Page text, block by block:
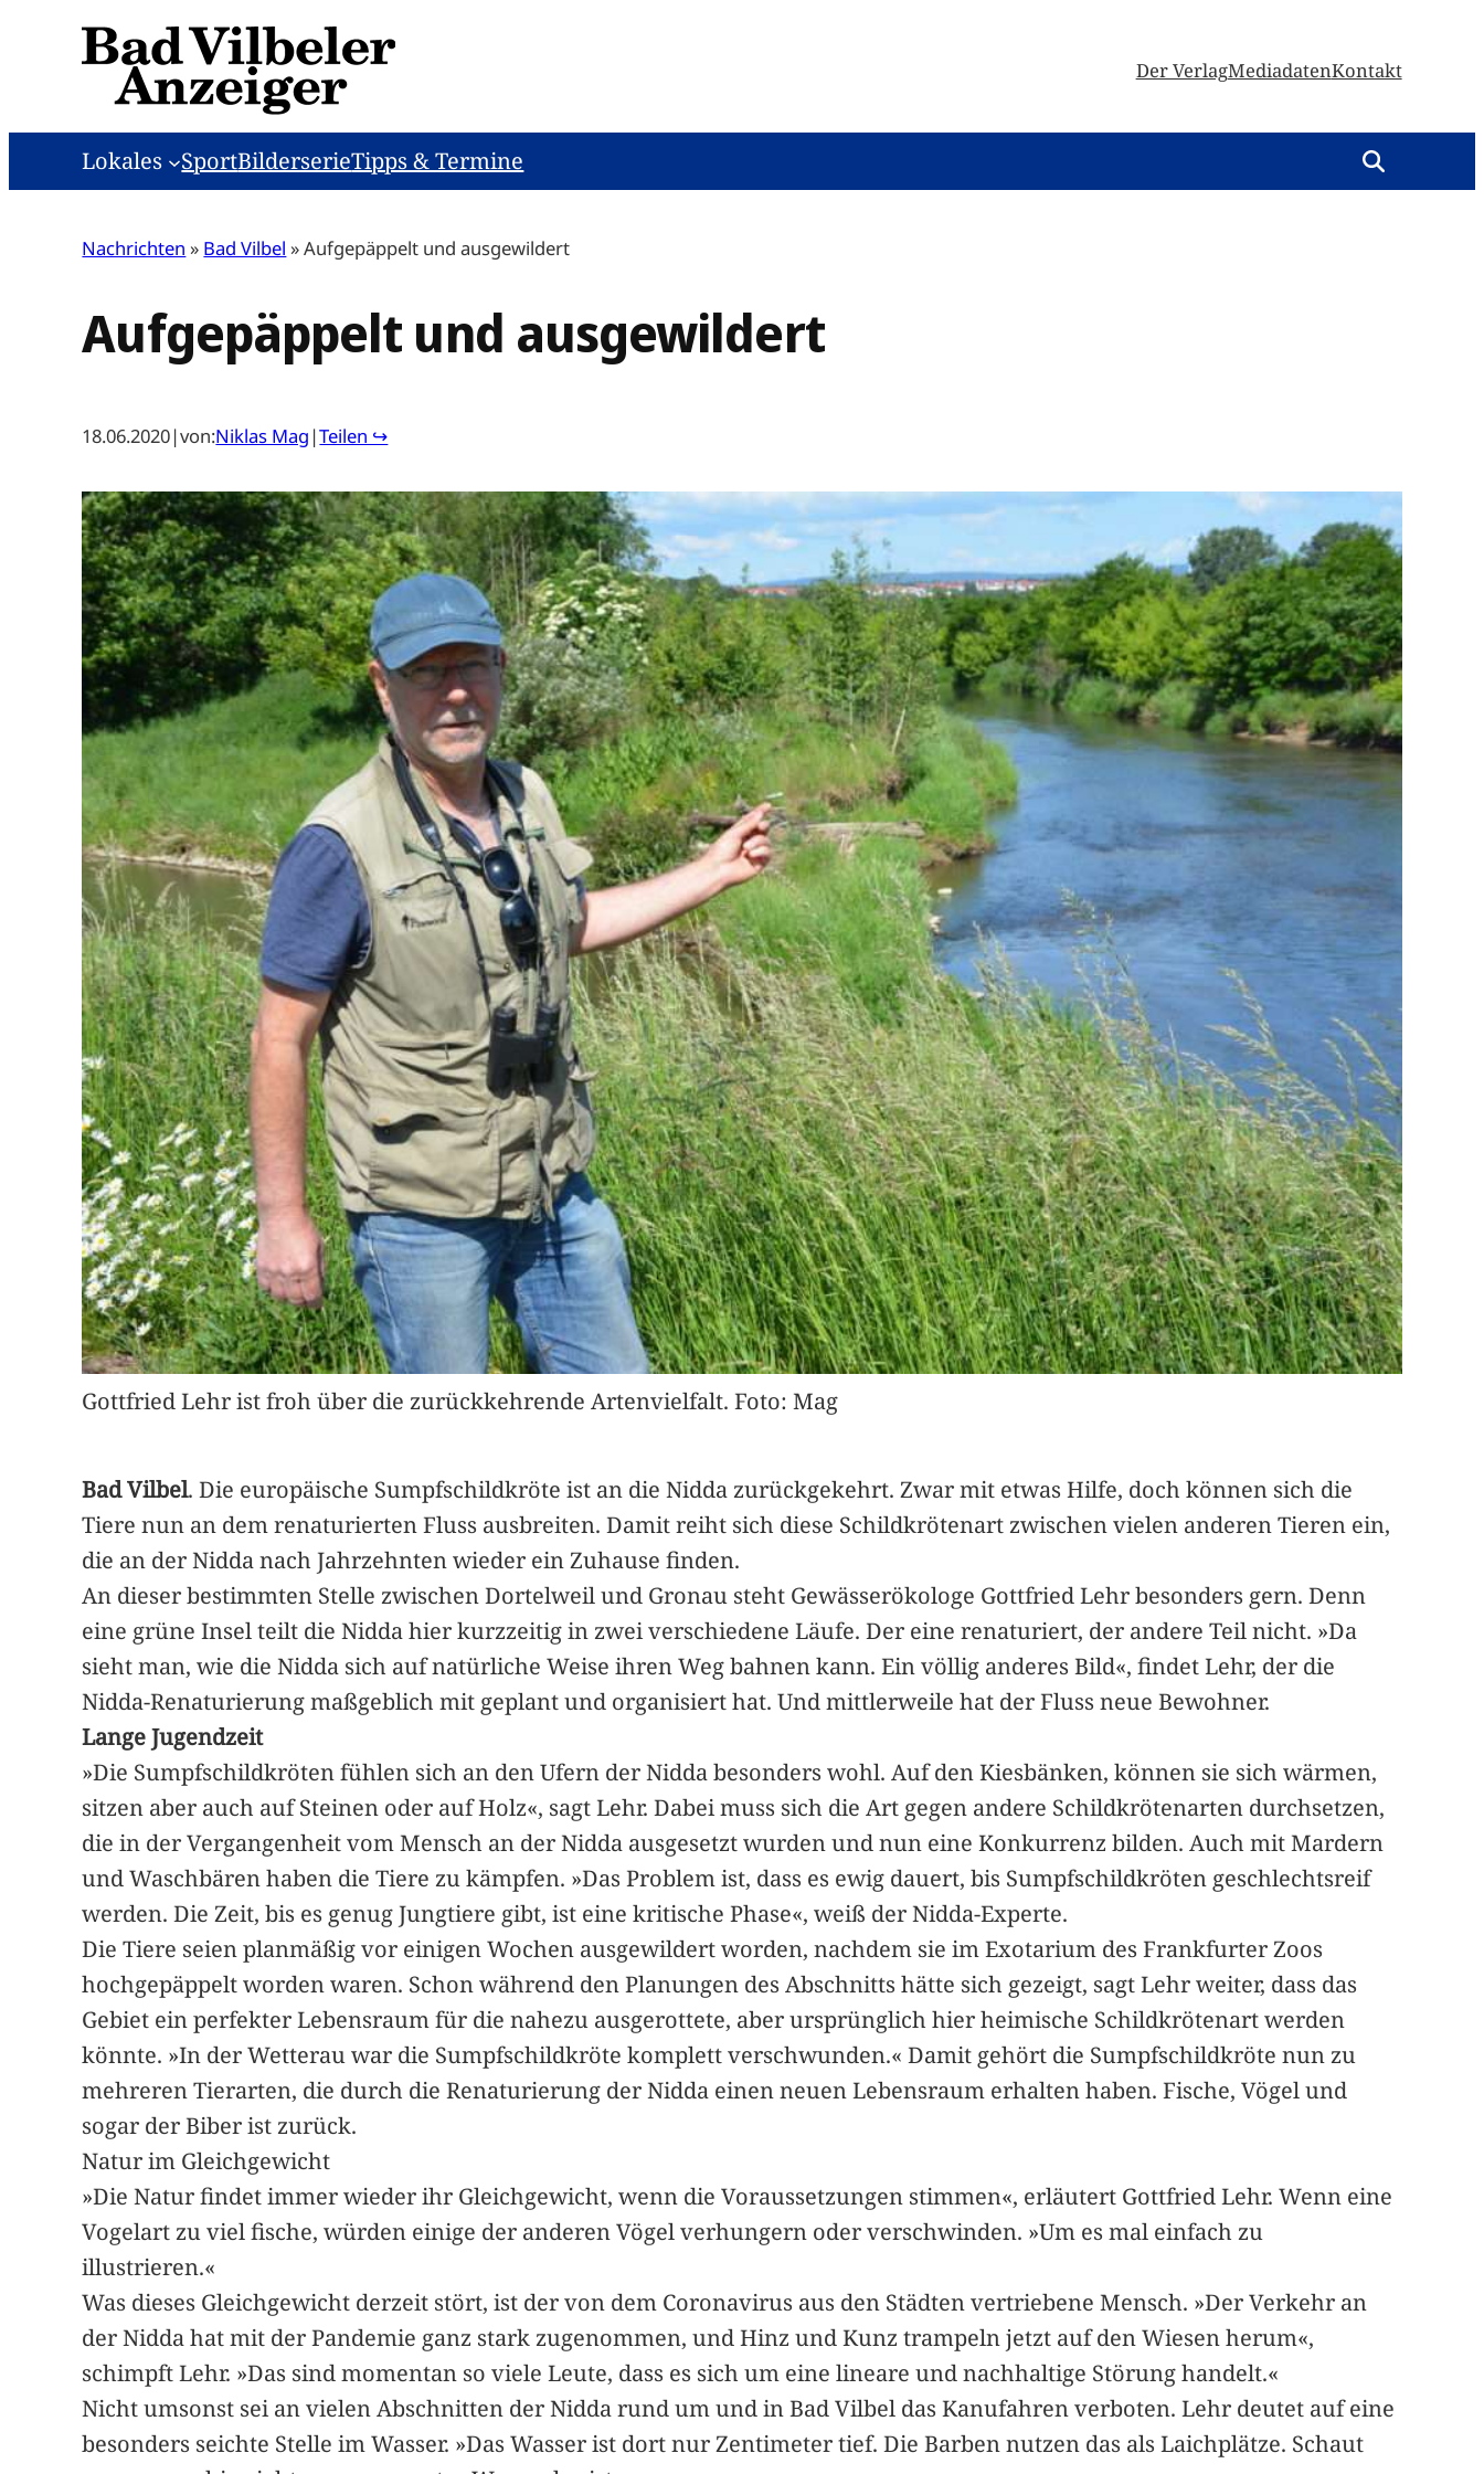
Der VerlagMediadatenKontakt
Lokales SportBilderserieTipps & Termine
Nachrichten » Bad Vilbel »Aufgepäppelt und ausgewildert
Aufgepäppelt und ausgewildert
18.06.2020|von:Niklas Mag |Teilen ↪
Gottfried Lehr ist froh über die zurückkehrende Artenvielfalt. Foto: Mag
Bad Vilbel. Die europäische Sumpfschildkröte ist an die Nidda zurückgekehrt. Zwar mit etwas Hilfe, doch können sich die
Tiere nun an dem renaturierten Fluss ausbreiten. Damit reiht sich diese Schildkrötenart zwischen vielen anderen Tieren ein,
die an der Nidda nach Jahrzehnten wieder ein Zuhause finden.
An dieser bestimmten Stelle zwischen Dortelweil und Gronau steht Gewässerökologe Gottfried Lehr besonders gern. Denn
eine grüne Insel teilt die Nidda hier kurzzeitig in zwei verschiedene Läufe. Der eine renaturiert, der andere Teil nicht. »Da
sieht man, wie die Nidda sich auf natürliche Weise ihren Weg bahnen kann. Ein völlig anderes Bild«, findet Lehr, der die
Nidda-Renaturierung maßgeblich mit geplant und organisiert hat. Und mittlerweile hat der Fluss neue Bewohner.
Lange Jugendzeit
»Die Sumpfschildkröten fühlen sich an den Ufern der Nidda besonders wohl. Auf den Kiesbänken, können sie sich wärmen,
sitzen aber auch auf Steinen oder auf Holz«, sagt Lehr. Dabei muss sich die Art gegen andere Schildkrötenarten durchsetzen,
die in der Vergangenheit vom Mensch an der Nidda ausgesetzt wurden und nun eine Konkurrenz bilden. Auch mit Mardern
und Waschbären haben die Tiere zu kämpfen. »Das Problem ist, dass es ewig dauert, bis Sumpfschildkröten geschlechtsreif
werden. Die Zeit, bis es genug Jungtiere gibt, ist eine kritische Phase«, weiß der Nidda-Experte.
Die Tiere seien planmäßig vor einigen Wochen ausgewildert worden, nachdem sie im Exotarium des Frankfurter Zoos
hochgepäppelt worden waren. Schon während den Planungen des Abschnitts hätte sich gezeigt, sagt Lehr weiter, dass das
Gebiet ein perfekter Lebensraum für die nahezu ausgerottete, aber ursprünglich hier heimische Schildkrötenart werden
könnte. »In der Wetterau war die Sumpfschildkröte komplett verschwunden.« Damit gehört die Sumpfschildkröte nun zu
mehreren Tierarten, die durch die Renaturierung der Nidda einen neuen Lebensraum erhalten haben. Fische, Vögel und
sogar der Biber ist zurück.
Natur im Gleichgewicht
»Die Natur findet immer wieder ihr Gleichgewicht, wenn die Voraussetzungen stimmen«, erläutert Gottfried Lehr. Wenn eine
Vogelart zu viel fische, würden einige der anderen Vögel verhungern oder verschwinden. »Um es mal einfach zu
illustrieren.«
Was dieses Gleichgewicht derzeit stört, ist der von dem Coronavirus aus den Städten vertriebene Mensch. »Der Verkehr an
der Nidda hat mit der Pandemie ganz stark zugenommen, und Hinz und Kunz trampeln jetzt auf den Wiesen herum«,
schimpft Lehr. »Das sind momentan so viele Leute, dass es sich um eine lineare und nachhaltige Störung handelt.«
Nicht umsonst sei an vielen Abschnitten der Nidda rund um und in Bad Vilbel das Kanufahren verboten. Lehr deutet auf eine
besonders seichte Stelle im Wasser. »Das Wasser ist dort nur Zentimeter tief. Die Barben nutzen das als Laichplätze. Schaut